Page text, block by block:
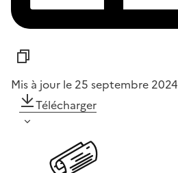
Mis à jour le 25 septembre 2024
Télécharger